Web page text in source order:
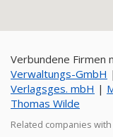
Verbundene Firmen
Verwaltungs-GmbH |
Verlagsges. mbH |
Thomas Wilde
Related companies